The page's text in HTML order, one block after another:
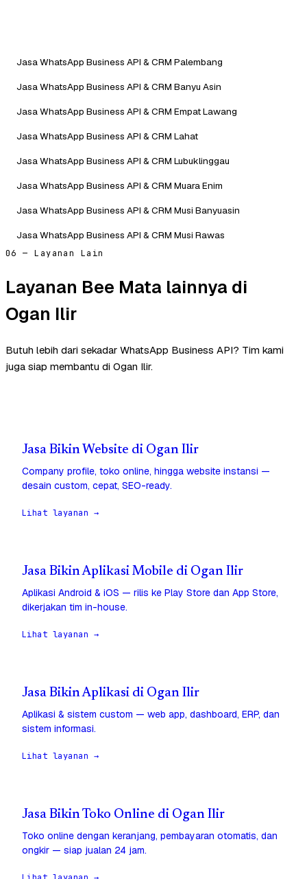
Jasa WhatsApp Business API & CRM Palembang
Jasa WhatsApp Business API & CRM Banyu Asin
Jasa WhatsApp Business API & CRM Empat Lawang
Jasa WhatsApp Business API & CRM Lahat
Jasa WhatsApp Business API & CRM Lubuklinggau
Jasa WhatsApp Business API & CRM Muara Enim
Jasa WhatsApp Business API & CRM Musi Banyuasin
Jasa WhatsApp Business API & CRM Musi Rawas
06 — Layanan Lain
Layanan Bee Mata lainnya di
Ogan Ilir
Butuh lebih dari sekadar WhatsApp Business API? Tim kami
juga siap membantu di Ogan Ilir.
Jasa Bikin Website di Ogan Ilir
Company profile, toko online, hingga website instansi —
desain custom, cepat, SEO-ready.
Lihat layanan →
Jasa Bikin Aplikasi Mobile di Ogan Ilir
Aplikasi Android & iOS — rilis ke Play Store dan App Store,
dikerjakan tim in-house.
Lihat layanan →
Jasa Bikin Aplikasi di Ogan Ilir
Aplikasi & sistem custom — web app, dashboard, ERP, dan
sistem informasi.
Lihat layanan →
Jasa Bikin Toko Online di Ogan Ilir
Toko online dengan keranjang, pembayaran otomatis, dan
ongkir — siap jualan 24 jam.